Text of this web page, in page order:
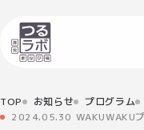
TOP お知らせ プログラム
2024.05.30 WAKUWAKU